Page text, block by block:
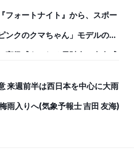
フォートナイト』から、スポー
ンクのクマちゃん」モデルのバ
高級感あふれる長財布で存在感
来週前半は西日本を中心に大雨
雨入りへ(気象予報士 吉田 友海)